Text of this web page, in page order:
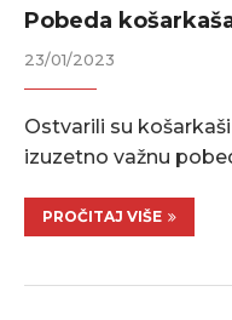
Pobeda
23/01/2023
Ostvarili su
izuzetno važnu
PROČITAJ VIŠE